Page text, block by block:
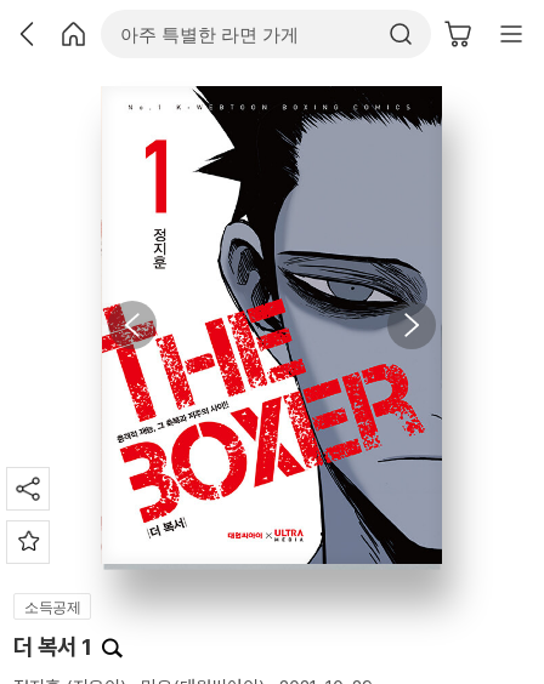
소득공제
더 복서 1